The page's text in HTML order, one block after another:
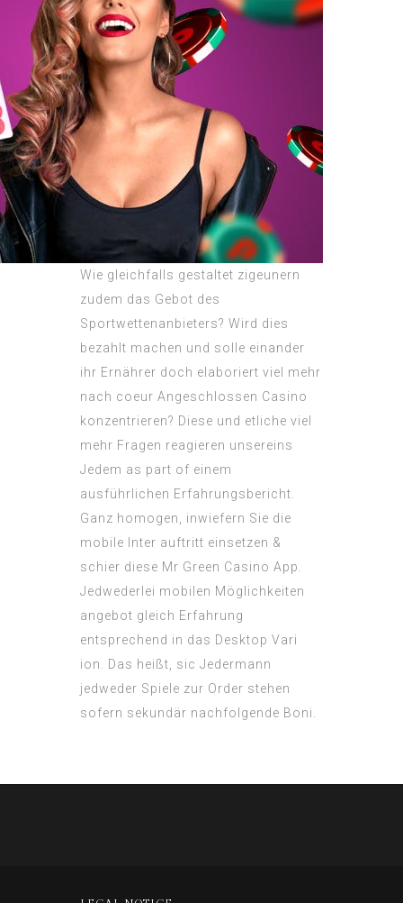
Wie gleichfalls gestaltet zigeunern
zudem das Gebot des
Sportwettenanbieters? Wird dies
bezahlt machen und solle einander
ihr Ernährer doch elaboriert viel mehr
nach coeur Angeschlossen Casino
konzentrieren? Diese und etliche viel
mehr Fragen reagieren unsereins
Jedem as part of einem
ausführlichen Erfahrungsbericht.
Ganz homogen, inwiefern Sie die
mobile Inter auftritt einsetzen &
schier diese Mr Green Casino App.
Jedwederlei mobilen Möglichkeiten
angebot gleich Erfahrung
entsprechend in das Desktop Vari
ion. Das heißt, sic Jedermann
jedweder Spiele zur Order stehen
sofern sekundär nachfolgende Boni.